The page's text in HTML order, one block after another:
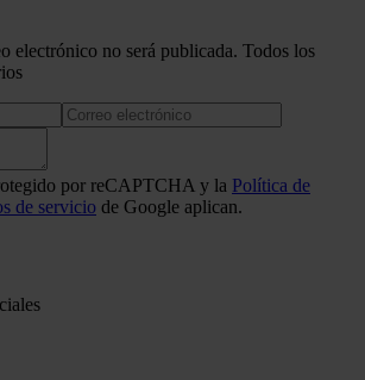
electrónico no será publicada. Todos los
por reCAPTCHA y la Política de
de servicio de Google aplican.